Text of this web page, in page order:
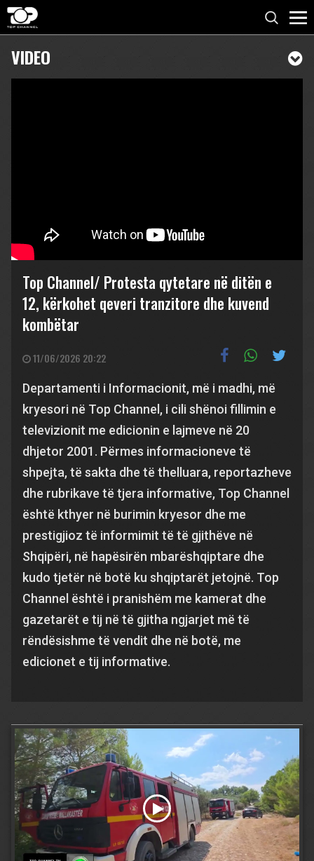
VIDEO
Top Channel/ Protesta qytetare në ditën e
12, kërkohet qeveri tranzitore dhe kuvend
kombëtar
11/06/2026 20:22
Departamenti i Informacionit, më i madhi, më
kryesori në Top Channel, i cili shënoi fillimin e
televizionit me edicionin e lajmeve në 20
dhjetor 2001. Përmes informacioneve të
shpejta, të sakta dhe të thelluara, reportazheve
dhe rubrikave të tjera informative, Top Channel
është kthyer në burimin kryesor dhe me
prestigjioz të informimit të të gjithëve në
Shqipëri, në hapësirën mbarëshqiptare dhe
kudo tjetër në botë ku shqiptarët jetojnë. Top
Channel është i pranishëm me kamerat dhe
gazetarët e tij në të gjitha ngjarjet më të
rëndësishme të vendit dhe në botë, me
edicionet e tij informative.